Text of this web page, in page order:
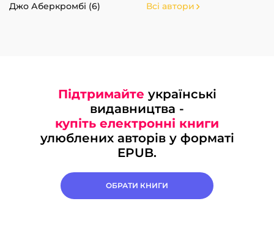
Джо Аберкромбі (6)
Всі автори
Підтримайте українські
видавництва -
купіть електронні книги
улюблених авторів у форматі
EPUB.
ОБРАТИ КНИГИ